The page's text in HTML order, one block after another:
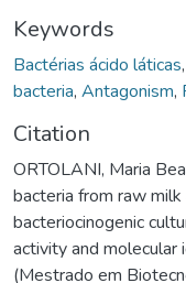
Keywords
Bactérias ácido láticas,
bacteria, Antagonism,
Citation
ORTOLANI, Maria
bacteria from raw
bacteriocinogenic
activity and
(Mestrado em